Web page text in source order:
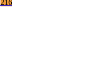
216